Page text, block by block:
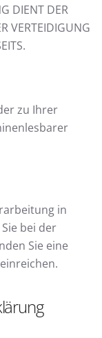
DIENT DER
VERTEIDIGUNG
zu Ihrer
in
bei der
Sie eine